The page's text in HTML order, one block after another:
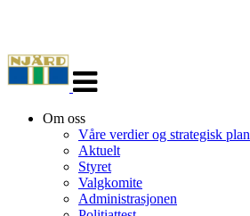
navigasjon
Om oss
Våre verdier og strategisk plan
Aktuelt
Styret
Valgkomite
Administrasjonen